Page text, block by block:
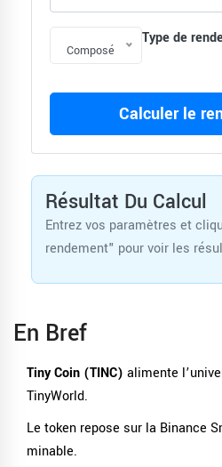
Type de
Composé
Calculer le
Résultat Du Calcul
Entrez vos paramètres et
rendement" pour voir les
En Bref
Tiny Coin (TINC) alimente
TinyWorld.
Le token repose sur la Binance
minable.